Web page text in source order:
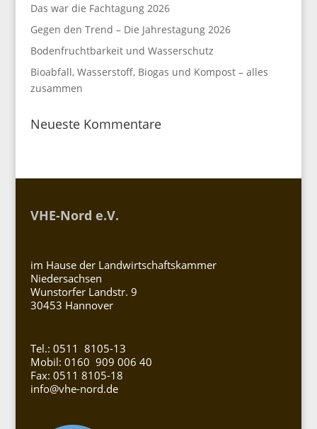
Das war die Fachtagung 2026
Gegen den Trend – Die Jahrestagung 2026
Bodenfruchtbarkeit und Wasserschutz
Bioabfall, Wasserstoff, Biogas und Kompost – alles
zusammen
Neueste Kommentare
VHE-Nord e.V.
im Hause der Landwirtschaftskammer
Niedersachsen
Wunstorfer Landstr. 9
30453 Hannover
Tel.: 0511 8105-13
Mobil: 0160 909 006 40
Fax: 0511 8105-18
info@vhe-nord.de